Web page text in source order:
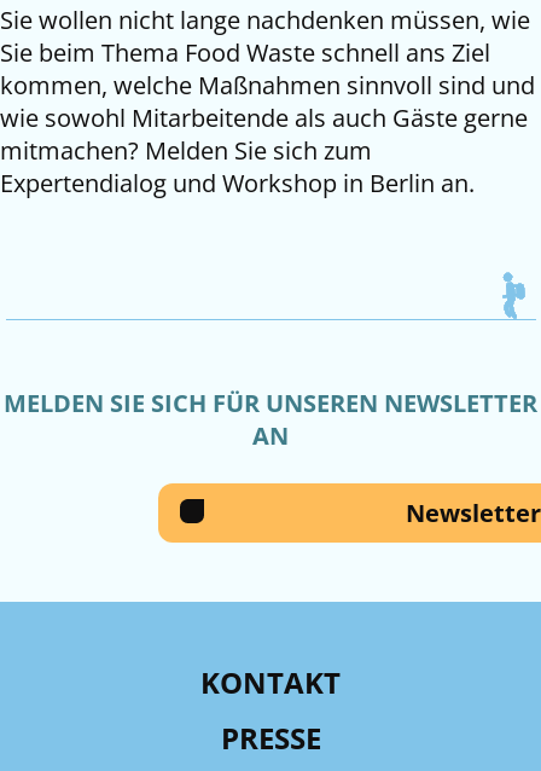
Sie wollen nicht lange nachdenken müssen, wie
Sie beim Thema Food Waste schnell ans Ziel
kommen, welche Maßnahmen sinnvoll sind und
wie sowohl Mitarbeitende als auch Gäste gerne
mitmachen? Melden Sie sich zum
Expertendialog und Workshop in Berlin an.
MELDEN SIE SICH FÜR UNSEREN NEWSLETTER
AN
Newsletter
KONTAKT
PRESSE